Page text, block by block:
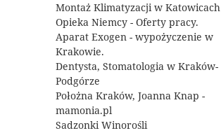
Montaż Klimatyzacji w Katowicach
Opieka Niemcy - Oferty pracy.
Aparat Exogen - wypożyczenie w
Krakowie.
Dentysta, Stomatologia w Kraków-
Podgórze
Położna Kraków, Joanna Knap -
mamonia.pl
Sadzonki Winorośli